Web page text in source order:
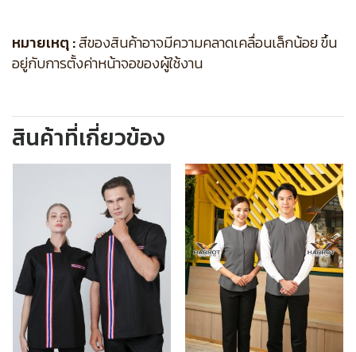
หมายเหตุ :สีของสินค้าอาจมีความคลาดเคลื่อนเล็กน้อย ขึ้น
อยู่กับการตั้งค่าหน้าจอของผู้ใช้งาน
สินค้าที่เกี่ยวข้อง